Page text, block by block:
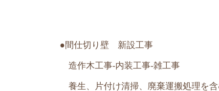
●間仕切り壁 新設工事
造作木工事-内装工事-雑工事
養生、片付け清掃、廃棄運搬処理を